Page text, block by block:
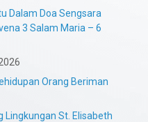
Dalam Doa Sengsara
3 Salam Maria – 6
Orang Beriman
Lingkungan St. Elisabeth